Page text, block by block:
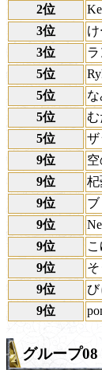
2位
3位
3位
5位
5位
5位
む
5位
ザ
9位
9位
杞
9位
9位
9位
9位
そ
9位
9位
グループ08